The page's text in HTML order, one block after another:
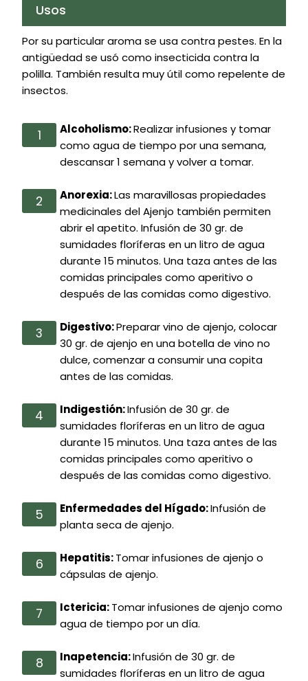
Usos
Por su particular aroma se usa contra pestes. En la
antigüedad se usó como insecticida contra la
polilla. También resulta muy útil como repelente de
insectos.
Alcoholismo:Realizar infusiones y tomar
como agua de tiempo por una semana,
descansar 1 semana y volver a tomar.
Anorexia:Las maravillosas propiedades
medicinales del Ajenjo también permiten
abrir el apetito. Infusión de 30 gr. de
sumidades floríferas en un litro de agua
durante 15 minutos. Una taza antes de las
comidas principales como aperitivo o
después de las comidas como digestivo.
Digestivo:Preparar vino de ajenjo, colocar
30 gr. de ajenjo en una botella de vino no
dulce, comenzar a consumir una copita
antes de las comidas.
Indigestión:Infusión de 30 gr. de
sumidades floríferas en un litro de agua
durante 15 minutos. Una taza antes de las
comidas principales como aperitivo o
después de las comidas como digestivo.
Enfermedades del Hígado:Infusión de
planta seca de ajenjo.
Hepatitis:Tomar infusiones de ajenjo o
cápsulas de ajenjo.
Ictericia:Tomar infusiones de ajenjo como
agua de tiempo por un día.
Inapetencia:Infusión de 30 gr. de
sumidades floríferas en un litro de agua